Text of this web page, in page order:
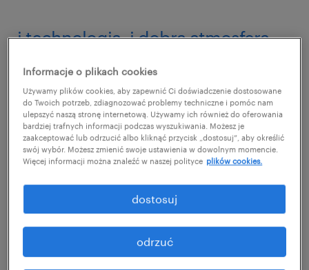
i technologia, i dobra atmosfera
Z rozmów, które prowadzimy z klientami
Randstad wynika, że nowoczesność w
zarządzaniu firmą coraz częściej wiąże się
dziś z inwestycjami w najnowsze technologie
pomagające m.in. digitalizować
skuteczniej zarządzać zasobami ludzkimi.
Poniżej zebraliśmy kilka przykładów tego
Informacje o plikach cookies
Używamy plików cookies, aby zapewnić Ci doświadczenie dostosowane
do Twoich potrzeb, zdiagnozować problemy techniczne i pomóc nam
ulepszyć naszą stronę internetową. Używamy ich również do oferowania
bardziej trafnych informacji podczas wyszukiwania. Możesz je
zaakceptować lub odrzucić albo kliknąć przycisk „dostosuj”, aby określić
swój wybór. Możesz zmienić swoje ustawienia w dowolnym momencie.
Więcej informacji można znaleźć w naszej polityce plików cookies.
odrzuć
dostosuj